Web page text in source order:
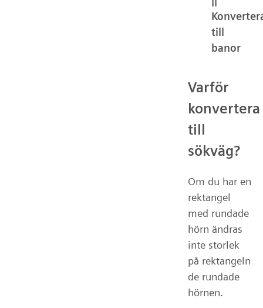
till
banor
Varför
konvertera
till
sökväg?
Om du har en
rektangel
med rundade
hörn ändras
inte storlek
på rektangeln
de rundade
hörnen.